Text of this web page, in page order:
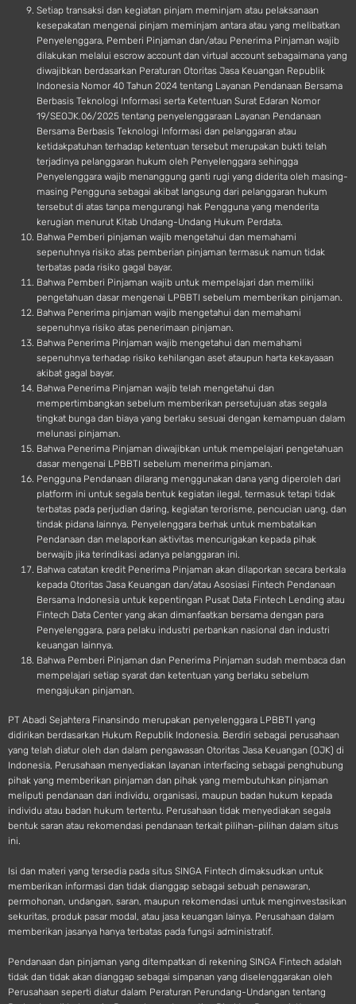
Setiap transaksi dan kegiatan pinjam meminjam atau pelaksanaan
kesepakatan mengenai pinjam meminjam antara atau yang melibatkan
Penyelenggara, Pemberi Pinjaman dan/atau Penerima Pinjaman wajib
dilakukan melalui escrow account dan virtual account sebagaimana yang
diwajibkan berdasarkan Peraturan Otoritas Jasa Keuangan Republik
Indonesia Nomor 40 Tahun 2024 tentang Layanan Pendanaan Bersama
Berbasis Teknologi Informasi serta Ketentuan Surat Edaran Nomor
19/SEOJK.06/2025 tentang penyelenggaraan Layanan Pendanaan
Bersama Berbasis Teknologi Informasi dan pelanggaran atau
ketidakpatuhan terhadap ketentuan tersebut merupakan bukti telah
terjadinya pelanggaran hukum oleh Penyelenggara sehingga
Penyelenggara wajib menanggung ganti rugi yang diderita oleh masing-
masing Pengguna sebagai akibat langsung dari pelanggaran hukum
tersebut di atas tanpa mengurangi hak Pengguna yang menderita
kerugian menurut Kitab Undang-Undang Hukum Perdata.
Bahwa Pemberi pinjaman wajib mengetahui dan memahami
sepenuhnya risiko atas pemberian pinjaman termasuk namun tidak
terbatas pada risiko gagal bayar.
Bahwa Pemberi Pinjaman wajib untuk mempelajari dan memiliki
pengetahuan dasar mengenai LPBBTI sebelum memberikan pinjaman.
Bahwa Penerima pinjaman wajib mengetahui dan memahami
sepenuhnya risiko atas penerimaan pinjaman.
Bahwa Penerima Pinjaman wajib mengetahui dan memahami
sepenuhnya terhadap risiko kehilangan aset ataupun harta kekayaaan
akibat gagal bayar.
Bahwa Penerima Pinjaman wajib telah mengetahui dan
mempertimbangkan sebelum memberikan persetujuan atas segala
tingkat bunga dan biaya yang berlaku sesuai dengan kemampuan dalam
melunasi pinjaman.
Bahwa Penerima Pinjaman diwajibkan untuk mempelajari pengetahuan
dasar mengenai LPBBTI sebelum menerima pinjaman.
Pengguna Pendanaan dilarang menggunakan dana yang diperoleh dari
platform ini untuk segala bentuk kegiatan ilegal, termasuk tetapi tidak
terbatas pada perjudian daring, kegiatan terorisme, pencucian uang, dan
tindak pidana lainnya. Penyelenggara berhak untuk membatalkan
Pendanaan dan melaporkan aktivitas mencurigakan kepada pihak
berwajib jika terindikasi adanya pelanggaran ini.
Bahwa catatan kredit Penerima Pinjaman akan dilaporkan secara berkala
kepada Otoritas Jasa Keuangan dan/atau Asosiasi Fintech Pendanaan
Bersama Indonesia untuk kepentingan Pusat Data Fintech Lending atau
Fintech Data Center yang akan dimanfaatkan bersama dengan para
Penyelenggara, para pelaku industri perbankan nasional dan industri
keuangan lainnya.
Bahwa Pemberi Pinjaman dan Penerima Pinjaman sudah membaca dan
mempelajari setiap syarat dan ketentuan yang berlaku sebelum
mengajukan pinjaman.
PT Abadi Sejahtera Finansindo merupakan penyelenggara LPBBTI yang
didirikan berdasarkan Hukum Republik Indonesia. Berdiri sebagai perusahaan
yang telah diatur oleh dan dalam pengawasan Otoritas Jasa Keuangan (OJK) di
Indonesia, Perusahaan menyediakan layanan interfacing sebagai penghubung
pihak yang memberikan pinjaman dan pihak yang membutuhkan pinjaman
meliputi pendanaan dari individu, organisasi, maupun badan hukum kepada
individu atau badan hukum tertentu. Perusahaan tidak menyediakan segala
bentuk saran atau rekomendasi pendanaan terkait pilihan-pilihan dalam situs
ini.
Isi dan materi yang tersedia pada situs SINGA Fintech dimaksudkan untuk
memberikan informasi dan tidak dianggap sebagai sebuah penawaran,
permohonan, undangan, saran, maupun rekomendasi untuk menginvestasikan
sekuritas, produk pasar modal, atau jasa keuangan lainya. Perusahaan dalam
memberikan jasanya hanya terbatas pada fungsi administratif.
Pendanaan dan pinjaman yang ditempatkan di rekening SINGA Fintech adalah
tidak dan tidak akan dianggap sebagai simpanan yang diselenggarakan oleh
Perusahaan seperti diatur dalam Peraturan Perundang-Undangan tentang